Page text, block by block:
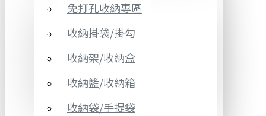
免打孔收納專區
收納掛袋/掛勾
收納架/收納盒
收納籃/收納箱
收納袋/手提袋